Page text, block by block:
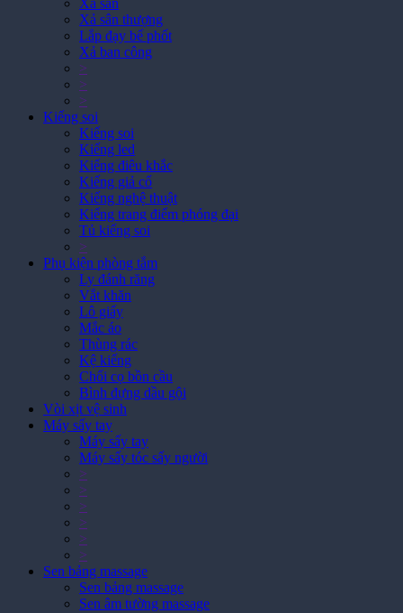
Lắp đạy bể phốt
Xả ban công
>
>
>
Kiếng soi
Kiếng soi
Kiếng led
Kiếng điêu khắc
Kiếng giả cổ
Kiếng nghệ thuật
Kiếng trang điểm phóng đại
Tủ kiếng soi
>
Phụ kiện phòng tắm
Ly đánh răng
Vắt khăn
Lô giấy
Mắc áo
Thùng rác
Kệ kiếng
Chổi cọ bồn cầu
Bình đựng dầu gội
Vòi xịt vệ sinh
Máy sấy tay
Máy sấy tay
Máy sấy tóc sấy người
>
>
>
>
>
>
Sen bảng massage
Sen bảng massage
Sen âm tường massage
Sen âm trần